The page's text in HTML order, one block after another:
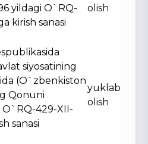
yildagi O`RQ-
kirish sanasi
olish
siyosatining
(O`zbenkiston
Qonuni
O`RQ-429-XII-
sanasi
yuklab
olish